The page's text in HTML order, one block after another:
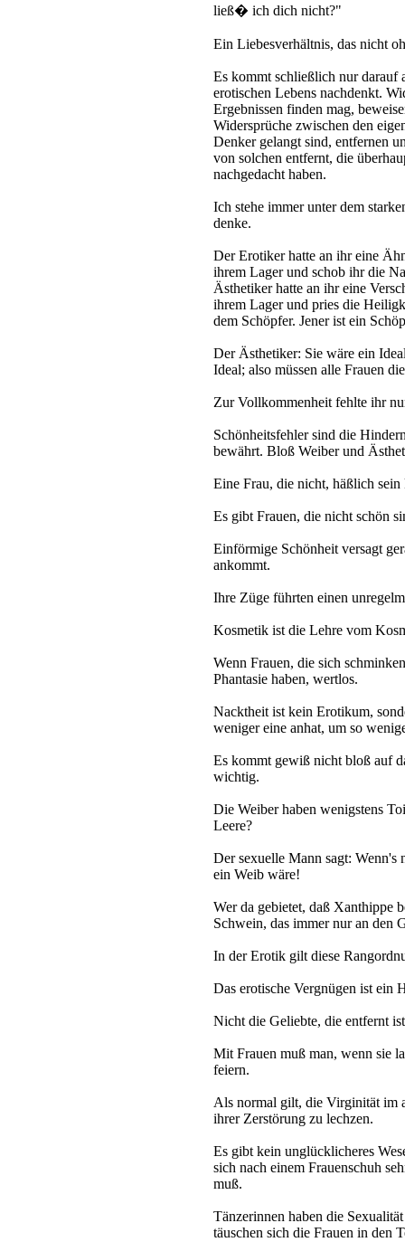
ließ� ich dich nicht?"
Ein Liebesverhältnis, das nicht
Es kommt schließlich nur darauf
erotischen Lebens nachdenkt.
Ergebnissen finden mag,
Widersprüche zwischen den
Denker gelangt sind, entfernen
von solchen entfernt, die
nachgedacht haben.
Ich stehe immer unter dem
denke.
Der Erotiker hatte an ihr eine
ihrem Lager und schob ihr die
Ästhetiker hatte an ihr eine
ihrem Lager und pries die
dem Schöpfer. Jener ist ein
Der Ästhetiker: Sie wäre ein
Ideal; also müssen alle Frauen
Zur Vollkommenheit fehlte ihr
Schönheitsfehler sind die
bewährt. Bloß Weiber und
Eine Frau, die nicht, häßlich
Es gibt Frauen, die nicht schön
Einförmige Schönheit versagt
ankommt.
Ihre Züge führten einen
Kosmetik ist die Lehre vom
Wenn Frauen, die sich
Phantasie haben, wertlos.
Nacktheit ist kein Erotikum,
weniger eine anhat, um so
Es kommt gewiß nicht bloß auf
wichtig.
Die Weiber haben wenigstens
Leere?
Der sexuelle Mann sagt: Wenn's
ein Weib wäre!
Wer da gebietet, daß Xanthippe
Schwein, das immer nur an den
In der Erotik gilt diese
Das erotische Vergnügen ist ein
Nicht die Geliebte, die entfernt
Mit Frauen muß man, wenn sie
feiern.
Als normal gilt, die Virginität im
ihrer Zerstörung zu lechzen.
Es gibt kein unglücklicheres
sich nach einem Frauenschuh
muß.
Tänzerinnen haben die
täuschen sich die Frauen in den